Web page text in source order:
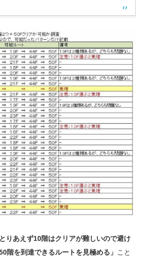
とりあえず10階はクリアが難しいので避け
階を到達できるルートを見極める」 こと